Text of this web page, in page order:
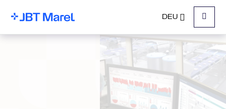
DEU
Menu